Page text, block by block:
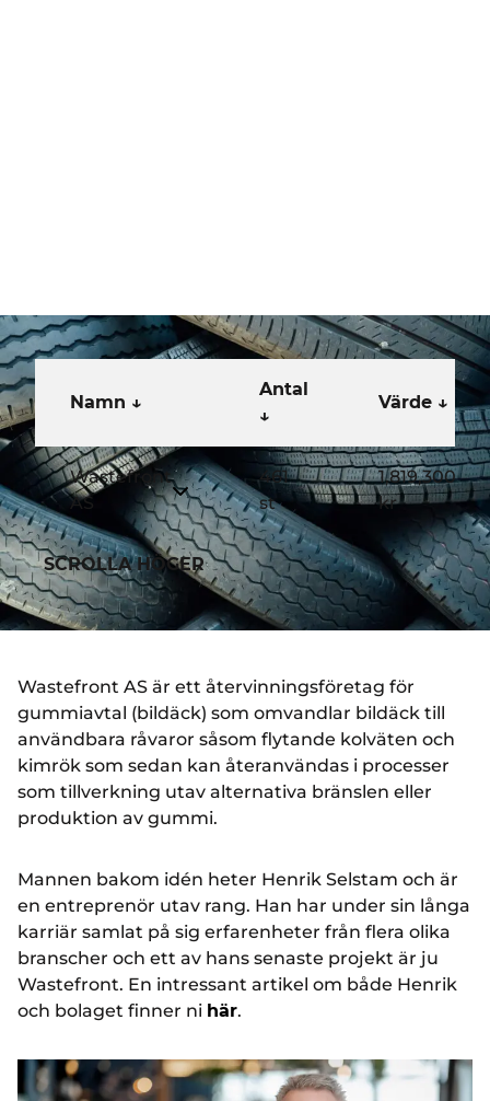
Namn
Antal
Värde
Wastefront
AS
461
st
1,819,300
kr
SCROLLA HÖGER
Wastefront AS är ett återvinningsföretag för
gummiavtal (bildäck) som omvandlar bildäck till
användbara råvaror såsom flytande kolväten och
kimrök som sedan kan återanvändas i processer
som tillverkning utav alternativa bränslen eller
produktion av gummi.
Mannen bakom idén heter Henrik Selstam och är
en entreprenör utav rang. Han har under sin långa
karriär samlat på sig erfarenheter från flera olika
branscher och ett av hans senaste projekt är ju
Wastefront. En intressant artikel om både Henrik
och bolaget finner ni här.